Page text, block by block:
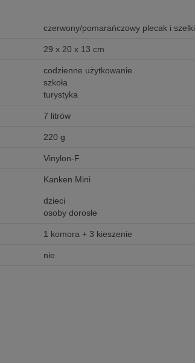
czerwony/pomarańczowy plecak i szelki
29 x 20 x 13 cm
codzienne użytkowanie
szkoła
turystyka
7 litrów
220 g
Vinylon-F
Kanken Mini
dzieci
osoby dorosłe
1 komora + 3 kieszenie
nie